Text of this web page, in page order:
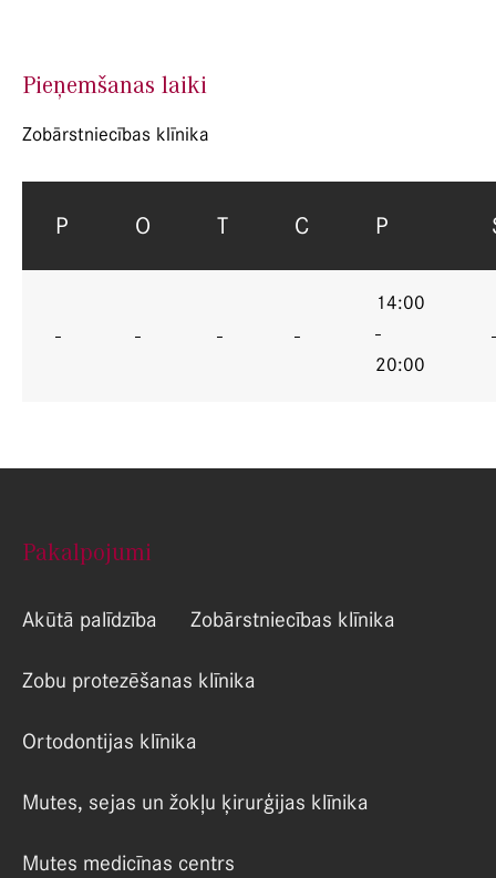
Pieņemšanas laiki
Zobārstniecības klīnika
P O T C P
- - - -
14:00
-
20:00
-
Pakalpojumi
Akūtā palīdzība Zobārstniecības klīnika
Zobu protezēšanas klīnika
Ortodontijas klīnika
Mutes, sejas un žokļu ķirurģijas klīnika
Mutes medicīnas centrs